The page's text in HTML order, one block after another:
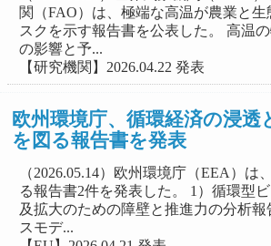
関（FAO）は、極端な高温が農業と生
スクを示す報告書を公表した。 高温
の影響と予...
【研究機関】2026.04.22 発表
欧州環境庁、循環経済の浸透
を図る報告書を発表
（2026.05.14）欧州環境庁（EEA）は
る報告書2件を発表した。 1）循環型
及拡大のための障壁と推進力の分析
スモデ...